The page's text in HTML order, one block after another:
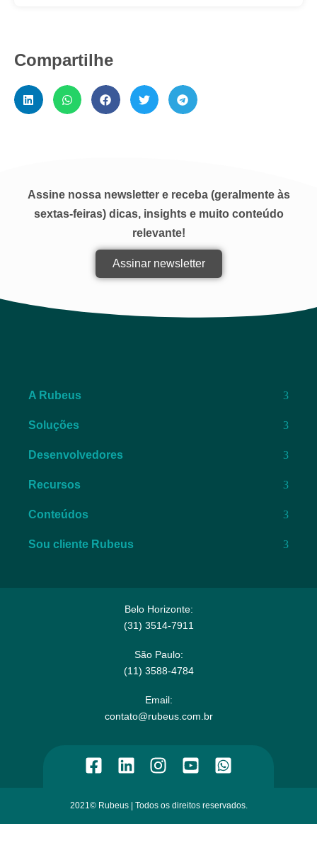
Compartilhe
Assine nossa newsletter e receba (geralmente às
sextas-feiras) dicas, insights e muito conteúdo
relevante!
Assinar newsletter
A Rubeus
Soluções
Desenvolvedores
Recursos
Conteúdos
Sou cliente Rubeus
Belo Horizonte:
(31) 3514-7911​
São Paulo:
(11) 3588-4784​
Email:​
contato@rubeus.com.br​
2021© Rubeus | Todos os direitos reservados.